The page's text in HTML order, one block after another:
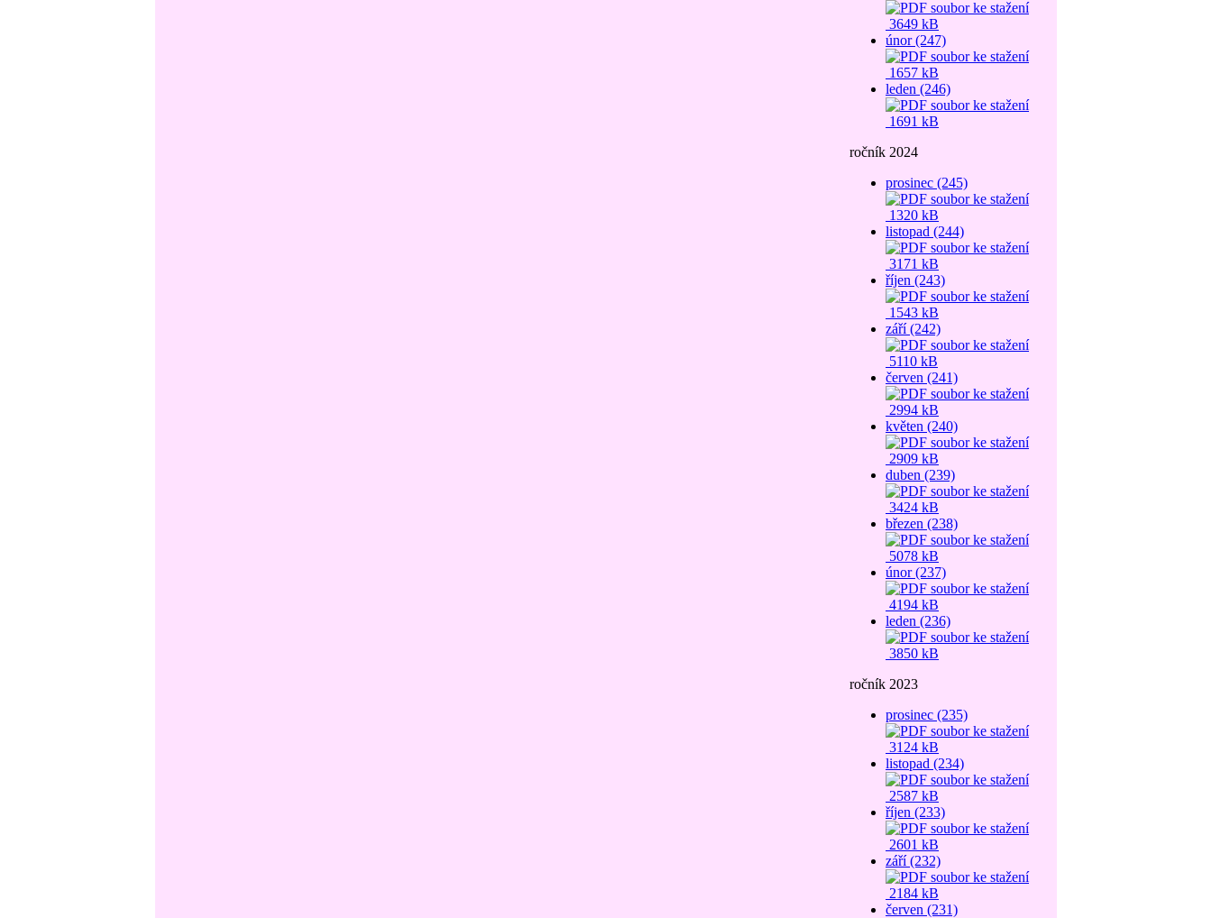
3649 kB
únor (247)
1657 kB
leden (246)
1691 kB
ročník 2024
prosinec (245)
1320 kB
listopad (244)
3171 kB
říjen (243)
1543 kB
září (242)
5110 kB
červen (241)
2994 kB
květen (240)
2909 kB
duben (239)
3424 kB
březen (238)
5078 kB
únor (237)
4194 kB
leden (236)
3850 kB
ročník 2023
prosinec (235)
3124 kB
listopad (234)
2587 kB
říjen (233)
2601 kB
září (232)
2184 kB
červen (231)